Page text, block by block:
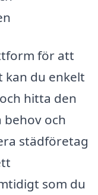
för att
kan du enkelt
hitta den
behov och
städföretag
som du